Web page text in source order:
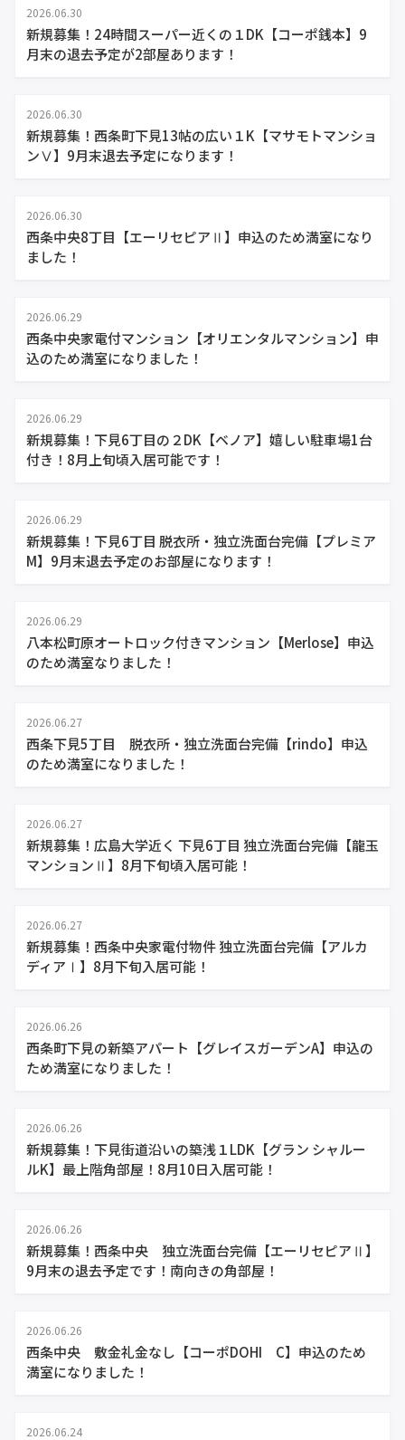
2026.06.30
新規募集！24時間スーパー近くの１DK【コーポ銭本】9
月末の退去予定が2部屋あります！
2026.06.30
新規募集！西条町下見13帖の広い１K【マサモトマンショ
ンⅤ】9月末退去予定になります！
2026.06.30
西条中央8丁目【エーリセピアⅡ】申込のため満室になり
ました！
2026.06.29
西条中央家電付マンション【オリエンタルマンション】申
込のため満室になりました！
2026.06.29
新規募集！下見6丁目の２DK【ベノア】嬉しい駐車場1台
付き！8月上旬頃入居可能です！
2026.06.29
新規募集！下見6丁目 脱衣所・独立洗面台完備【プレミア
M】9月末退去予定のお部屋になります！
2026.06.29
八本松町原オートロック付きマンション【Merlose】申込
のため満室なりました！
2026.06.27
西条下見5丁目 脱衣所・独立洗面台完備【rindo】申込
のため満室になりました！
2026.06.27
新規募集！広島大学近く 下見6丁目 独立洗面台完備【龍玉
マンションⅡ】8月下旬頃入居可能！
2026.06.27
新規募集！西条中央家電付物件 独立洗面台完備【アルカ
ディアⅠ】8月下旬入居可能！
2026.06.26
西条町下見の新築アパート【グレイスガーデンA】申込の
ため満室になりました！
2026.06.26
新規募集！下見街道沿いの築浅１LDK【グラン シャルー
ルK】最上階角部屋！8月10日入居可能！
2026.06.26
新規募集！西条中央 独立洗面台完備【エーリセピアⅡ】
9月末の退去予定です！南向きの角部屋！
2026.06.26
西条中央 敷金礼金なし【コーポDOHI C】申込のため
満室になりました！
2026.06.24